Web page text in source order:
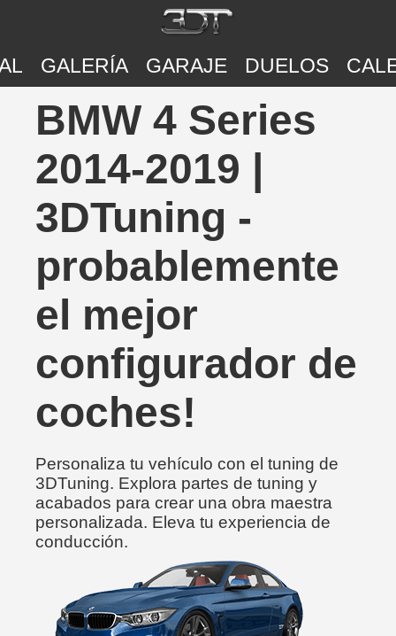
GALERÍA GARAJE DUELOS
BMW 4 Series
2014-2019 |
3DTuning -
probablemente
el mejor
configurador de
coches!
Personaliza tu vehículo con el tuning de
3DTuning. Explora partes de tuning y
acabados para crear una obra maestra
personalizada. Eleva tu experiencia de
conducción.